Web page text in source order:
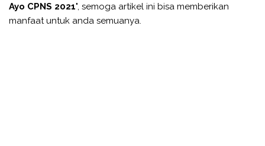
Ayo CPNS 2021", semoga artikel ini bisa memberikan
manfaat untuk anda semuanya.